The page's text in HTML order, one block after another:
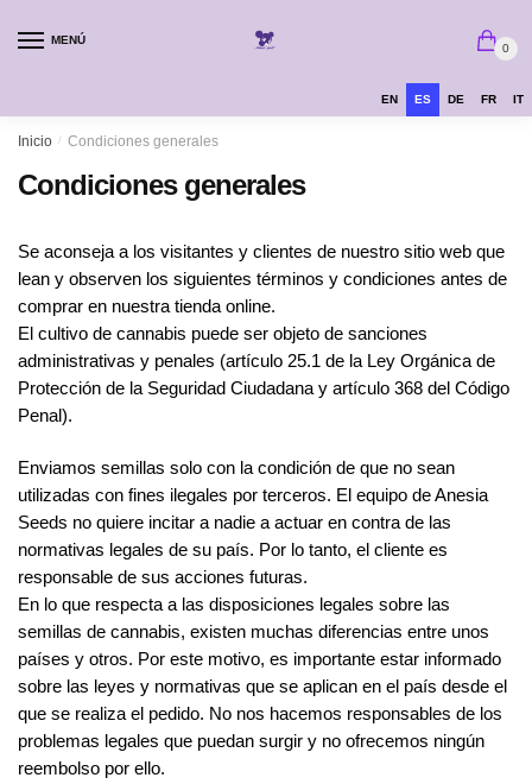
MENÚ
0
EN ES DE FR IT
Inicio / Condiciones generales
Condiciones generales
Se aconseja a los visitantes y clientes de nuestro sitio web que
lean y observen los siguientes términos y condiciones antes de
comprar en nuestra tienda online.
El cultivo de cannabis puede ser objeto de sanciones
administrativas y penales (artículo 25.1 de la Ley Orgánica de
Protección de la Seguridad Ciudadana y artículo 368 del Código
Penal).
Enviamos semillas solo con la condición de que no sean
utilizadas con fines ilegales por terceros. El equipo de Anesia
Seeds no quiere incitar a nadie a actuar en contra de las
normativas legales de su país. Por lo tanto, el cliente es
responsable de sus acciones futuras.
En lo que respecta a las disposiciones legales sobre las
semillas de cannabis, existen muchas diferencias entre unos
países y otros. Por este motivo, es importante estar informado
sobre las leyes y normativas que se aplican en el país desde el
que se realiza el pedido. No nos hacemos responsables de los
problemas legales que puedan surgir y no ofrecemos ningún
reembolso por ello.